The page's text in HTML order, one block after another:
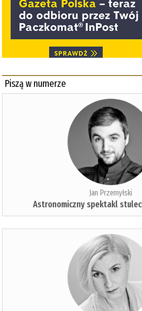
Piszą w numerze
Jan Przemyłski
Astronomiczny spektakl